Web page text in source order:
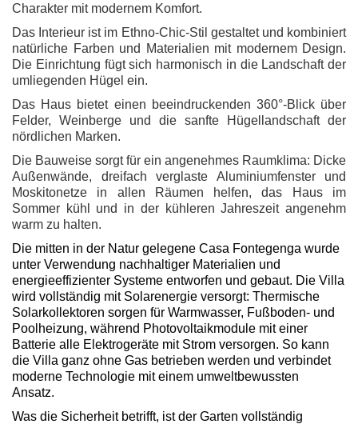
Charakter mit modernem Komfort.
Das Interieur ist im Ethno-Chic-Stil gestaltet und kombiniert
natürliche Farben und Materialien mit modernem Design.
Die Einrichtung fügt sich harmonisch in die Landschaft der
umliegenden Hügel ein.
Das Haus bietet einen beeindruckenden 360°-Blick über
Felder, Weinberge und die sanfte Hügellandschaft der
nördlichen Marken.
Die Bauweise sorgt für ein angenehmes Raumklima: Dicke
Außenwände, dreifach verglaste Aluminiumfenster und
Moskitonetze in allen Räumen helfen, das Haus im
Sommer kühl und in der kühleren Jahreszeit angenehm
warm zu halten.
Die mitten in der Natur gelegene Casa Fontegenga wurde
unter Verwendung nachhaltiger Materialien und
energieeffizienter Systeme entworfen und gebaut. Die Villa
wird vollständig mit Solarenergie versorgt: Thermische
Solarkollektoren sorgen für Warmwasser, Fußboden- und
Poolheizung, während Photovoltaikmodule mit einer
Batterie alle Elektrogeräte mit Strom versorgen. So kann
die Villa ganz ohne Gas betrieben werden und verbindet
moderne Technologie mit einem umweltbewussten
Ansatz.
Was die Sicherheit betrifft, ist der Garten vollständig